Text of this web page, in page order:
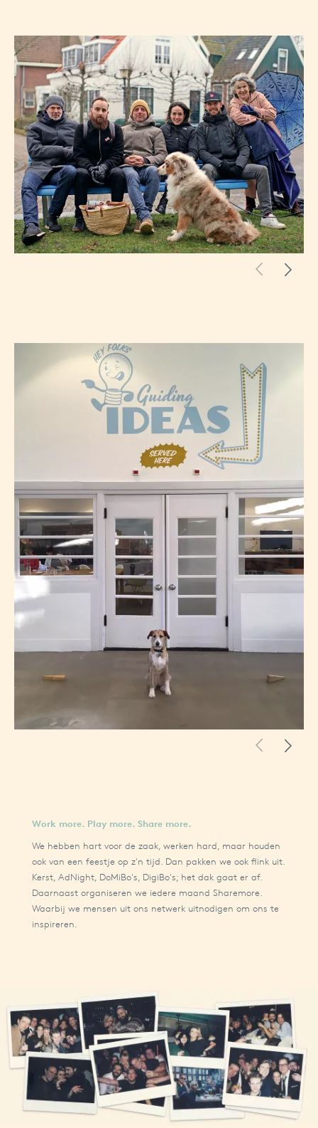
Work more. Play more. Share more.
We hebben hart voor de zaak, werken hard, maar houden
ook van een feestje op z'n tijd. Dan pakken we ook flink uit.
Kerst, AdNight, DoMiBo's, DigiBo's; het dak gaat er af.
Daarnaast organiseren we iedere maand Sharemore.
Waarbij we mensen uit ons netwerk uitnodigen om ons te
inspireren.